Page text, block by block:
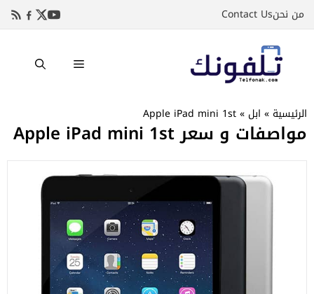
إلىمن نحنContact Us
القائمة
الرئيسية » ابل »
Apple iPad mini 1st
مواصفات و سعر Apple iPad mini 1st